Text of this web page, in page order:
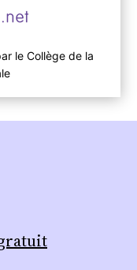
le Collège de la